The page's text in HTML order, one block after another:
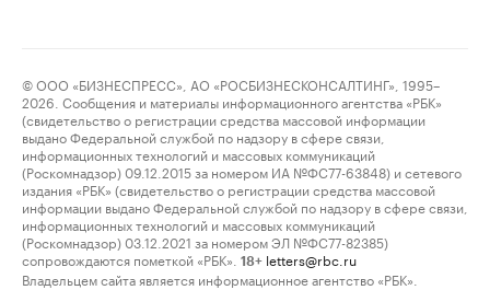
© ООО «БИЗНЕСПРЕСС», АО «РОСБИЗНЕСКОНСАЛТИНГ», 1995–
2026. Сообщения и материалы информационного агентства «РБК»
(свидетельство о регистрации средства массовой информации
выдано Федеральной службой по надзору в сфере связи,
информационных технологий и массовых коммуникаций
(Роскомнадзор) 09.12.2015 за номером ИА №ФС77-63848) и сетевого
издания «РБК» (свидетельство о регистрации средства массовой
информации выдано Федеральной службой по надзору в сфере связи,
информационных технологий и массовых коммуникаций
(Роскомнадзор) 03.12.2021 за номером ЭЛ №ФС77-82385)
сопровождаются пометкой «РБК».
18+ letters@rbc.ru
Владельцем сайта является информационное агентство «РБК».